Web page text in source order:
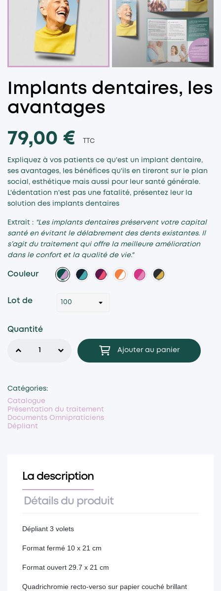
Implants dentaires, les
avantages
79,00 € TTC
Expliquez à vos patients ce qu'est un implant dentaire,
ses avantages, les bénéfices qu'ils en tireront sur le plan
social, esthétique mais aussi pour leur santé générale.
L'édentation n'est pas une fatalité, présentez leur la
solution des implants dentaires
Extrait : "Les implants dentaires préservent votre capital
santé en évitant le délabrement des dents existantes. Il
s’agit du traitement qui offre la meilleure amélioration
dans le confort et la qualité de vie."
Couleur Vert/RoseBleu/VertRouge/Violet
OrangeRose Noir/Jaune
Lot de
Quantité
Ajouter au panier
Catégories:
Catalogue
Présentation du traitement
Documents Omnipraticiens
Dépliant
La description
Détails du produit
Dépliant 3 volets
Format fermé 10 x 21 cm
Format ouvert 29.7 x 21 cm
Quadrichromie recto-verso sur papier couché brillant